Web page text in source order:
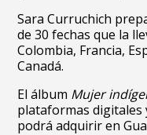
Sara Curruchich
de 30 fechas que la
Colombia, Francia,
Canadá.
El álbum Mujer
plataformas digitales
podrá adquirir en